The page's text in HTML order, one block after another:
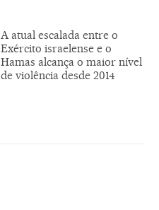
A atual escalada entre o
Exército israelense e o
Hamas alcança o maior nível
de violência desde 2014